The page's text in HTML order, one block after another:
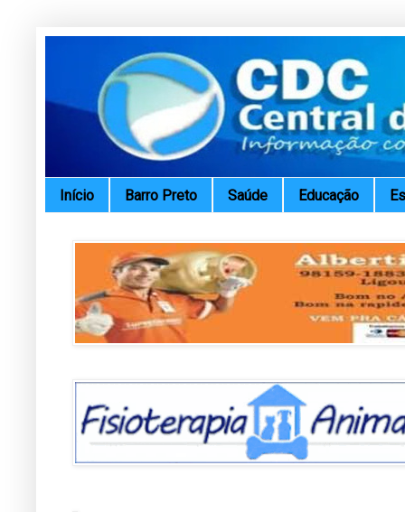
Início Barro Preto Saúde Educação